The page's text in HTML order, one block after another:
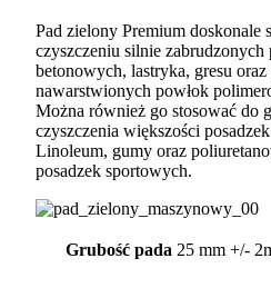
Pad zielony Premium doskonale
czyszczeniu silnie zabrudzonych
betonowych, lastryka, gresu
nawarstwionych powłok
Można również go stosować do
czyszczenia większości
Linoleum, gumy oraz
posadzek sportowych.
Grubość pada 25 mm +/-